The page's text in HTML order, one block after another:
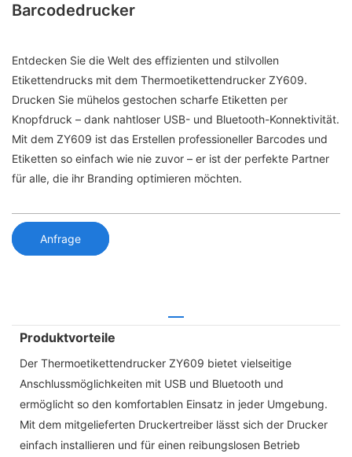
Barcodedrucker
Entdecken Sie die Welt des effizienten und stilvollen
Etikettendrucks mit dem Thermoetikettendrucker ZY609.
Drucken Sie mühelos gestochen scharfe Etiketten per
Knopfdruck – dank nahtloser USB- und Bluetooth-Konnektivität.
Mit dem ZY609 ist das Erstellen professioneller Barcodes und
Etiketten so einfach wie nie zuvor – er ist der perfekte Partner
für alle, die ihr Branding optimieren möchten.
Anfrage
Produktvorteile
Der Thermoetikettendrucker ZY609 bietet vielseitige
Anschlussmöglichkeiten mit USB und Bluetooth und
ermöglicht so den komfortablen Einsatz in jeder Umgebung.
Mit dem mitgelieferten Druckertreiber lässt sich der Drucker
einfach installieren und für einen reibungslosen Betrieb